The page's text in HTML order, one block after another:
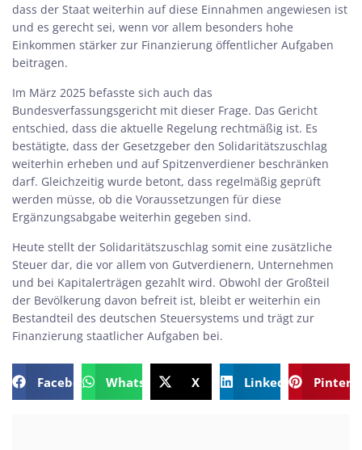
dass der Staat weiterhin auf diese Einnahmen angewiesen ist
und es gerecht sei, wenn vor allem besonders hohe
Einkommen stärker zur Finanzierung öffentlicher Aufgaben
beitragen.
Im März 2025 befasste sich auch das
Bundesverfassungsgericht mit dieser Frage. Das Gericht
entschied, dass die aktuelle Regelung rechtmäßig ist. Es
bestätigte, dass der Gesetzgeber den Solidaritätszuschlag
weiterhin erheben und auf Spitzenverdiener beschränken
darf. Gleichzeitig wurde betont, dass regelmäßig geprüft
werden müsse, ob die Voraussetzungen für diese
Ergänzungsabgabe weiterhin gegeben sind.
Heute stellt der Solidaritätszuschlag somit eine zusätzliche
Steuer dar, die vor allem von Gutverdienern, Unternehmen
und bei Kapitalerträgen gezahlt wird. Obwohl der Großteil
der Bevölkerung davon befreit ist, bleibt er weiterhin ein
Bestandteil des deutschen Steuersystems und trägt zur
Finanzierung staatlicher Aufgaben bei.
Facebook WhatsApp X LinkedIn